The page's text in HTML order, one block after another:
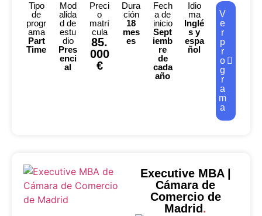
Tipo
de
progr
ama
Part
Time
Mod
alida
d de
estu
dio
Pres
enci
al
Preci
o
matrí
cula
85.
000
€
Dura
ción
18
mes
es
Fech
a de
inicio
Sept
iemb
re
de
cada
año
Idio
ma
Inglé
s y
espa
ñol
V
e
r
p
r
o
g
r
a
m
a
Executive MBA |
Cámara de
Comercio de
Madrid.